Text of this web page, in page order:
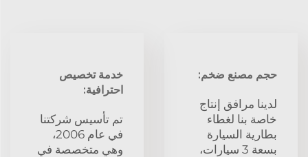
حجم مصنع ضخم:
لدينا مرافق إنتاج
خاصة بنا لغطاء
بطارية السيارة
بسعة 3 سيارات،
خدمة تخصيص
احترافية:
تم تأسيس شركتنا
في عام 2006،
وهي متخصصة في